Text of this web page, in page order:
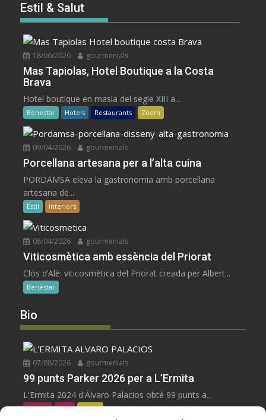
Estil & Salut
18/06/2026 gourmenials
Mas Tapiolas, Hotel Boutique a la Costa
Brava
Hotel boutique en masia del segle XIII a...
Benestar Hotels Restaurants Zoom
09/04/2026 gourmenials
Porcellana artesana per a l’alta cuina
PORDAMSA eleva la gastronomia amb porcellana
artesana de...
Estil Interiors
08/04/2026 gourmenials
Viticosmètica amb essència del Priorat
Clos d’Alè: viticosmètica del Priorat creada per Albert...
Benestar
Bio
07/08/2026 gourmenials
99 punts Parker 2026 per a L’Ermita
L'Ermita 2024 d'Álvaro Palacios obté 99 punts a...
negres Vins Zoom